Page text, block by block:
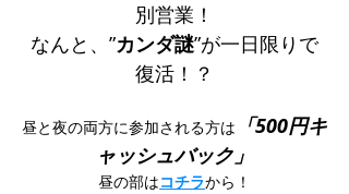
別営業！
なんと、”カンダ謎”が一日限りで
復活！？
昼と夜の両方に参加される方は
「500円キ
ャッシュバック」
昼の部はコチラから！